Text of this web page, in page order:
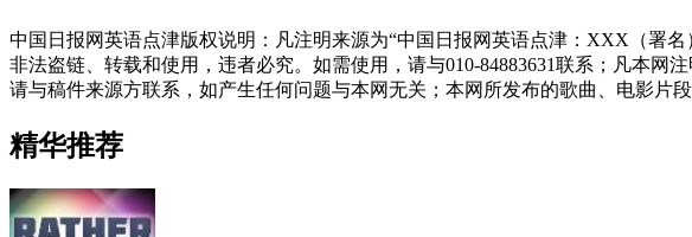
中国日报网英语点津版权说明：凡注明来源为“中国日报网英语点津：XXX（署
非法盗链、转载和使用，违者必究。如需使用，请与010-84883631联系；凡本
请与稿件来源方联系，如产生任何问题与本网无关；本网所发布的歌曲、电影片
精华推荐